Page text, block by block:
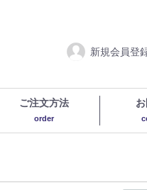
新規会員登
ご注文方法
order